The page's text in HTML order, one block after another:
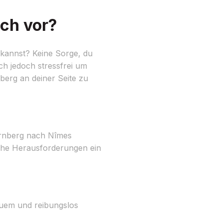
vor?
Keine Sorge, du
jedoch stressfrei um
an deiner Seite zu
nach Nîmes
Herausforderungen ein
und reibungslos